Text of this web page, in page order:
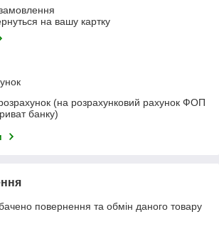
на вашу картку
розрахунок (на розрахунковий рахунок ФОП
банку)
повернення та обмін даного товару